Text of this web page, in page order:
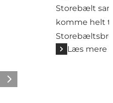
Storebælt
komme helt
Læs mere
Næste